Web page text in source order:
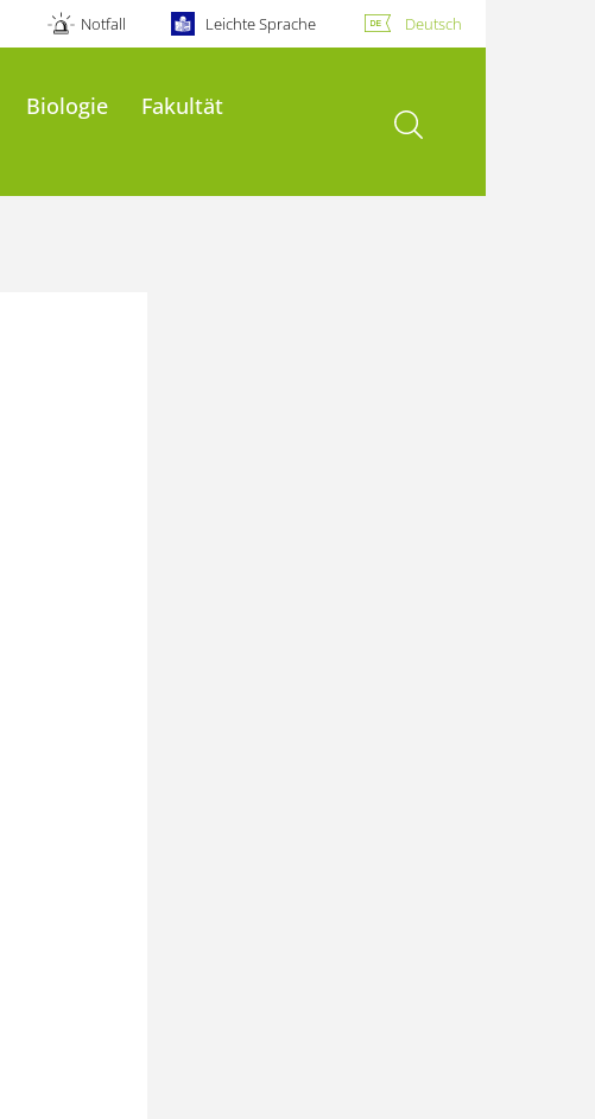
Notfall Leichte Sprache Deutsch
Biologie
Fakultät
Suche öffnen